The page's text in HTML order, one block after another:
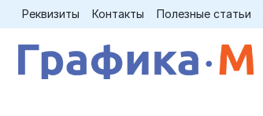
Реквизиты Контакты Полезные статьи